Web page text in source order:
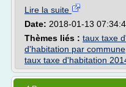
Lire la suite
Date: 2018-01-13
Thèmes liés : taux taxe
d'habitation par commune
taux taxe d'habitation